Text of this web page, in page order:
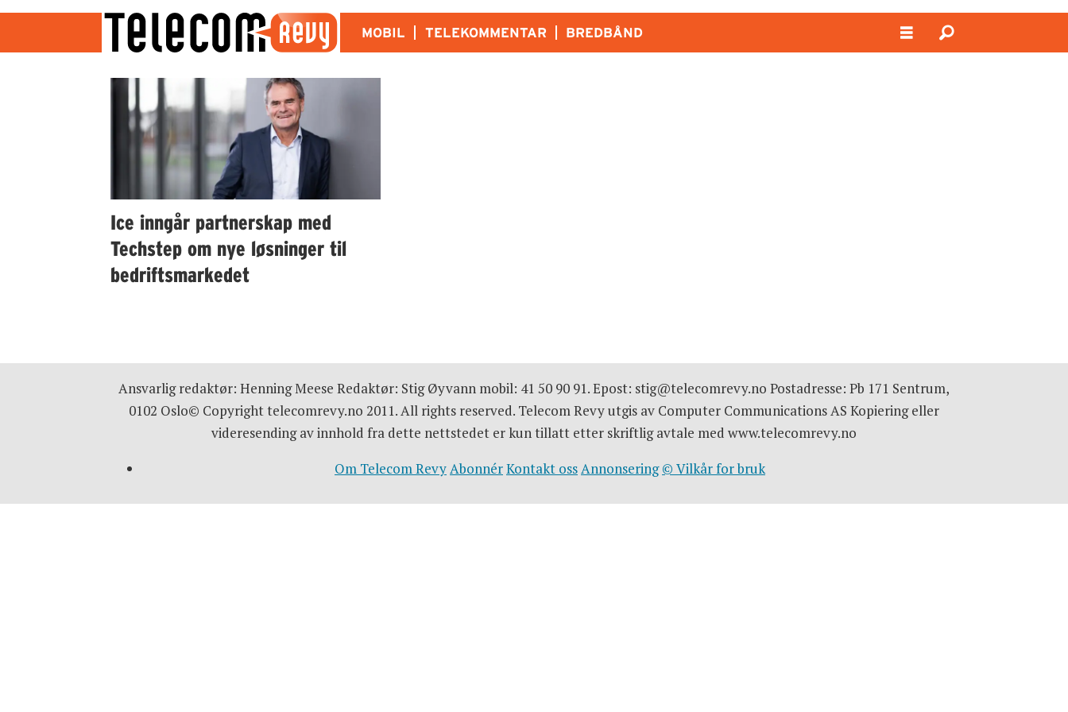
MOBIL TELEKOMMENTAR BREDBÅND
bærekraftig
enhetsadministrasjon
Ice inngår partnerskap med
Techstep om nye løsninger til
bedriftsmarkedet
Ansvarlig redaktør: Henning Meese Redaktør: Stig Øyvann mobil: 41 50 90 91. Epost: stig@telecomrevy.no Postadresse: Pb 171 Sentrum,
0102 Oslo© Copyright telecomrevy.no 2011. All rights reserved. Telecom Revy utgis av Computer Communications AS Kopiering eller
videresending av innhold fra dette nettstedet er kun tillatt etter skriftlig avtale med www.telecomrevy.no
Om Telecom RevyAbonnérKontakt ossAnnonsering © Vilkår for bruk